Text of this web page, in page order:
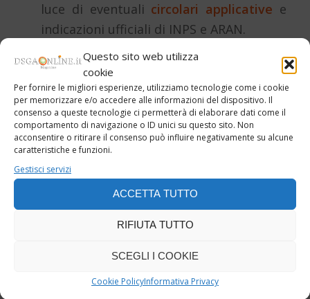
Questo sito web utilizza
cookie
Per fornire le migliori esperienze, utilizziamo tecnologie come i cookie
per memorizzare e/o accedere alle informazioni del dispositivo. Il
consenso a queste tecnologie ci permetterà di elaborare dati come il
comportamento di navigazione o ID unici su questo sito. Non
acconsentire o ritirare il consenso può influire negativamente su alcune
caratteristiche e funzioni.
Gestisci servizi
ACCETTA TUTTO
RIFIUTA TUTTO
SCEGLI I COOKIE
Cookie PolicyInformativa Privacy
luce di eventuali circolari applicative e
indicazioni ufficiali di INPS e ARAN.
In mancanza di chiarimenti definitivi, è
prudente considerareassicuratoil ricalcolo
sulla parte tabellare, mentre sulla RPD è
opportuno mantenere un atteggiamento di
attesa, verificando caso per caso le
elaborazioni effettuate dagli enti
I CESSATI NEL 2023
Diverso è il discorso perTFRe